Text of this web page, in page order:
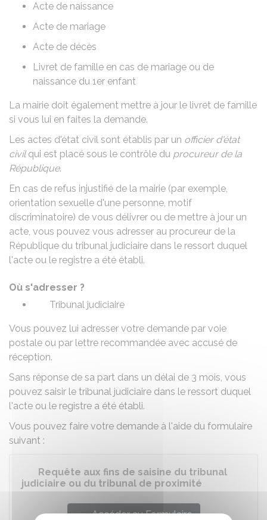
Acte de naissance
Acte de mariage
Acte de décès
Livret de famille en cas de mariage ou de
naissance du 1er enfant
La mairie doit également mettre à jour le livret de famille
si vous lui en faites la demande.
Les actes d'état civil sont établis par un officier d'état
civilqui est placé sous le contrôle du procureur de la
République.
En cas de refus injustifié de la mairie (par exemple,
orientation sexuelle d'une personne, motif
discriminatoire) de vous délivrer ou de mettre à jour un
acte, vous pouvez vous adresser au procureur de la
République du tribunal judiciaire dans le ressort duquel
l'acte ou le registre a été établi.
Où s'adresser ?
Tribunal judiciaire
Vous pouvez lui adresser votre demande par voie
postale ou par lettre recommandée avec accusé de
réception.
Sans réponse de sa part dans un délai de 3 mois, vous
pouvez saisir le tribunal judiciaire dans le ressort duquel
l'acte ou le registre a été établi.
Vous pouvez faire votre demande à l'aide du formulaire
suivant :
Requête aux fins de saisine du tribunal
judiciaire ou du tribunal de proximité
Accéder au Formulaire